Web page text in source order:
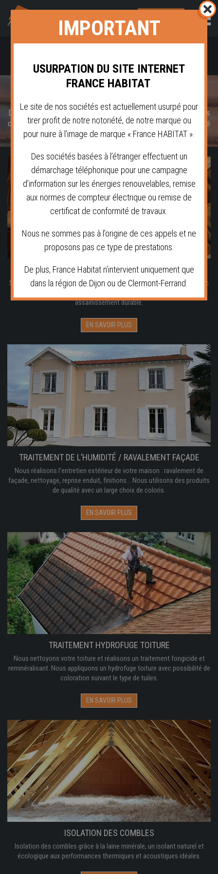
CONTACTER
FRANCE HABITAT
Des professionnels spécialisés dans la rénovation de l'habitat. Plus
de 20 ans d'expérience dans le traitement de charpente, l'humidité
et la toiture.
TRAITEMENT DE CHARPENTE
Selon l’état général de votre charpente, nous élaborerons un diagnostic
assainissement durable.
EN SAVOIR PLUS
TRAITEMENT DE L’HUMIDITÉ / RAVALEMENT FAÇADE
Nous réalisons l'entretien extérieur de votre maison : ravalement de
façade, nettoyage, reprise enduit, finitions... Nous utilisons des produits
de qualité avec un large choix de coloris.
EN SAVOIR PLUS
TRAITEMENT HYDROFUGE TOITURE
Nous nettoyons votre toiture et réalisons un traitement fongicide et
reminéralisant. Nous appliquons un hydrofuge toiture avec possibilité de
coloration suivant le type de tuiles.
EN SAVOIR PLUS
ISOLATION DES COMBLES
Isolation des combles grâce à la laine minérale, un isolant naturel et
écologique aux performances thermiques et acoustiques idéales.
IMPORTANT
USURPATION DU SITE INTERNET
FRANCE HABITAT
Le site de nos sociétés est actuellement usurpé pour
tirer profit de notre notoriété, de notre marque ou
pour nuire à l’image de marque « France HABITAT ».
Des sociétés basées à l’étranger effectuent un
démarchage téléphonique pour une campagne
d’information sur les énergies renouvelables, remise
aux normes de compteur électrique ou remise de
certificat de conformité de travaux.
Nous ne sommes pas à l’origine de ces appels et ne
proposons pas ce type de prestations.
De plus, France Habitat n’intervient uniquement que
dans la région de Dijon ou de Clermont-Ferrand.